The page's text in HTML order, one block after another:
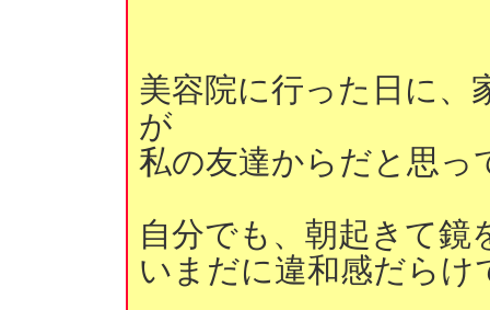
美容院に行った日に、
が
私の友達からだと思
自分でも、朝起きて鏡
いまだに違和感だらけ